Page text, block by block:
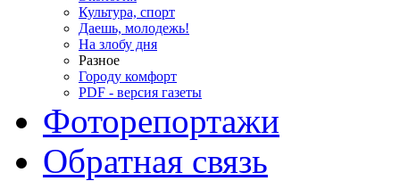
Культура, спорт
Даешь, молодежь!
На злобу дня
Разное
Городу комфорт
PDF - версия газеты
Фоторепортажи
Обратная связь